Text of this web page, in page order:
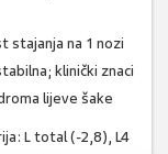
stajanja na 1 nozi
klinički znaci
lijeve šake
L total (-2,8), L4